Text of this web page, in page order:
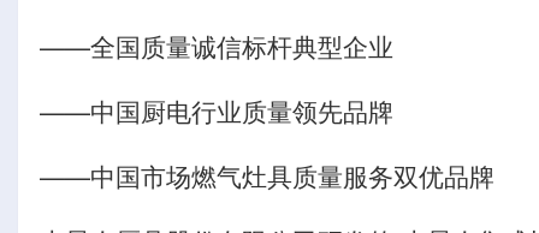
——全国质量诚信标杆典型企业
——中国厨电行业质量领先品牌
——中国市场燃气灶具质量服务双优品牌